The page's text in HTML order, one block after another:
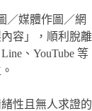
／媒體作圖／網
容」，順利脫離
、YouTube 等
性且無人求證的